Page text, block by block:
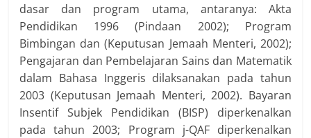
dasar dan program utama, antaranya: Akta
Pendidikan 1996 (Pindaan 2002); Program
Bimbingan dan (Keputusan Jemaah Menteri, 2002);
Pengajaran dan Pembelajaran Sains dan Matematik
dalam Bahasa Inggeris dilaksanakan pada tahun
2003 (Keputusan Jemaah Menteri, 2002). Bayaran
Insentif Subjek Pendidikan (BISP) diperkenalkan
pada tahun 2003; Program j-QAF diperkenalkan